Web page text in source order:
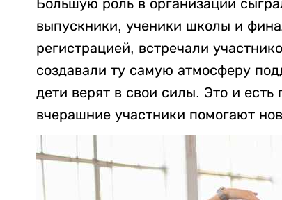
Большую роль в организации
выпускники, ученики школы и
регистрацией, встречали
создавали ту самую атмосферу
дети верят в свои силы. Это и есть
вчерашние участники помогают